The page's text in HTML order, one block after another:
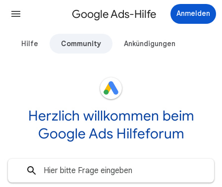
Google Ads-Hilfe Anmelden
Hilfe Community Ankündigungen
Herzlich willkommen beim
Google Ads Hilfeforum